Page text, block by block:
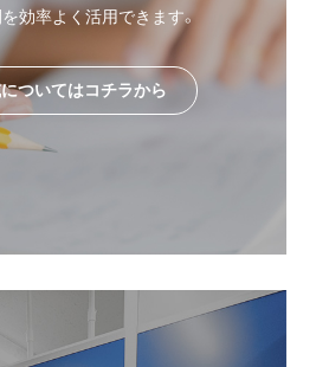
効率よく活用できます。
ついてはコチラから